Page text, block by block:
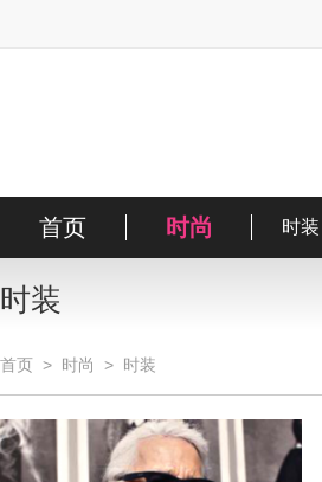
首页 时尚 时装
时装
首页 > 时尚 > 时装